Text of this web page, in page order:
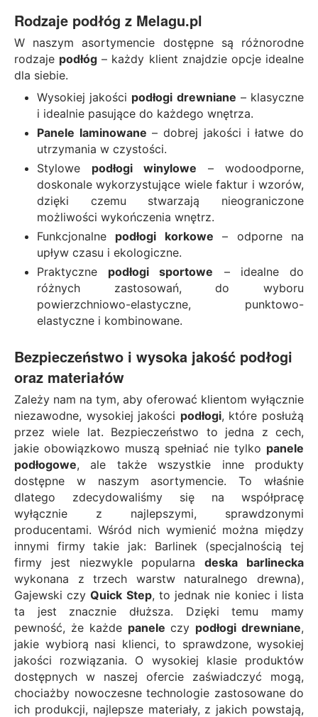
Rodzaje podłóg z Melagu.pl
W naszym asortymencie dostępne są różnorodne
rodzaje podłóg – każdy klient znajdzie opcje idealne
dla siebie.
Wysokiej jakości podłogi drewniane – klasyczne
i idealnie pasujące do każdego wnętrza.
Panele laminowane – dobrej jakości i łatwe do
utrzymania w czystości.
Stylowe podłogi winylowe – wodoodporne,
doskonale wykorzystujące wiele faktur i wzorów,
dzięki czemu stwarzają nieograniczone
możliwości wykończenia wnętrz.
Funkcjonalne podłogi korkowe
– odporne na
upływ czasu i ekologiczne.
Praktyczne podłogi sportowe – idealne do
różnych zastosowań, do wyboru
powierzchniowo-elastyczne, punktowo-
elastyczne i kombinowane.
Bezpieczeństwo i wysoka jakość podłogi
oraz materiałów
Zależy nam na tym, aby oferować klientom wyłącznie
niezawodne, wysokiej jakości podłogi, które posłużą
przez wiele lat. Bezpieczeństwo to jedna z cech,
jakie obowiązkowo muszą spełniać nie tylko panele
podłogowe, ale także wszystkie inne produkty
dostępne w naszym asortymencie. To właśnie
dlatego zdecydowaliśmy się na współpracę
wyłącznie z najlepszymi, sprawdzonymi
producentami. Wśród nich wymienić można między
innymi firmy takie jak: Barlinek (specjalnością tej
firmy jest niezwykle popularnadeska barlinecka
wykonana z trzech warstw naturalnego drewna),
Gajewski czyQuick Step, to jednak nie koniec i lista
ta jest znacznie dłuższa. Dzięki temu mamy
pewność, że każde panele czy podłogi drewniane,
jakie wybiorą nasi klienci, to sprawdzone, wysokiej
jakości rozwiązania. O wysokiej klasie produktów
dostępnych w naszej ofercie zaświadczyć mogą,
chociażby nowoczesne technologie zastosowane do
ich produkcji, najlepsze materiały, z jakich powstają,